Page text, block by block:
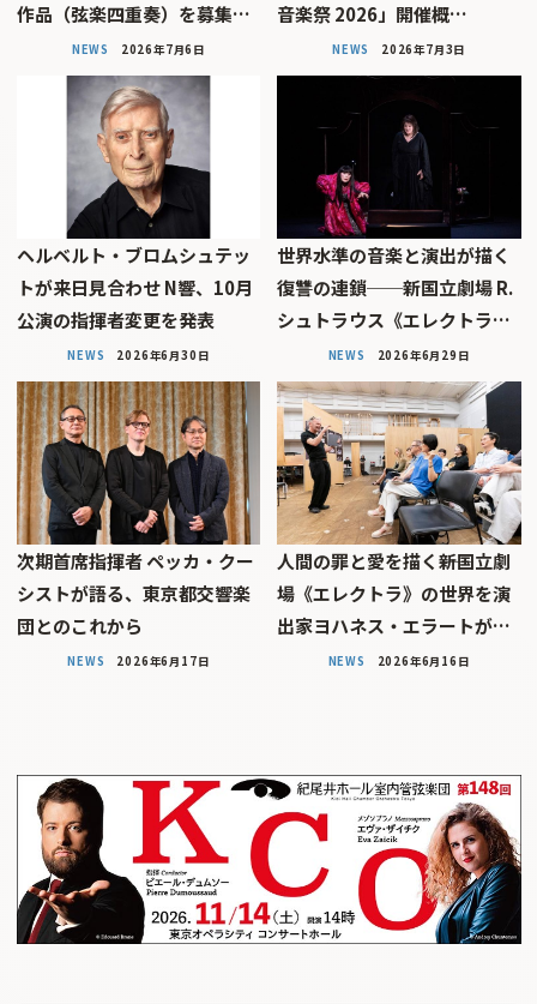
作品（弦楽四重奏）を募集…
NEWS 2026年7月6日
音楽祭 2026」開催概…
NEWS 2026年7月3日
ヘルベルト・ブロムシュテッ
トが来日見合わせ N響、10月
公演の指揮者変更を発表
NEWS 2026年6月30日
世界水準の音楽と演出が描く
復讐の連鎖──新国立劇場 R.
シュトラウス《エレクトラ…
NEWS 2026年6月29日
次期首席指揮者 ペッカ・クー
シストが語る、東京都交響楽
団とのこれから
NEWS 2026年6月17日
人間の罪と愛を描く――新国立劇
場《エレクトラ》の世界を演
出家ヨハネス・エラートが…
NEWS 2026年6月16日